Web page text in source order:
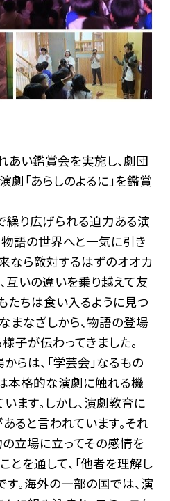
あい鑑賞会を実施し、劇団
劇「あらしのよるに」を鑑賞
り広げられる迫力ある演
語の世界へと一気に引き
なら敵対するはずのオオカ
互いの違いを乗り越えて友
たちは食い入るように見つ
まなざしから、物語の登場
子が伝わってきました。
らは、「学芸会」なるもの
本格的な演劇に触れる機
ます。しかし、演劇教育に
ると言われています。それ
立場に立ってその感情を
とを通して、「他者を理解し
す。海外の一部の国では、演